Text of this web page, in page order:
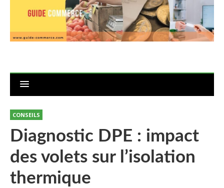
CONSEILS
Diagnostic DPE : impact
des volets sur l’isolation
thermique